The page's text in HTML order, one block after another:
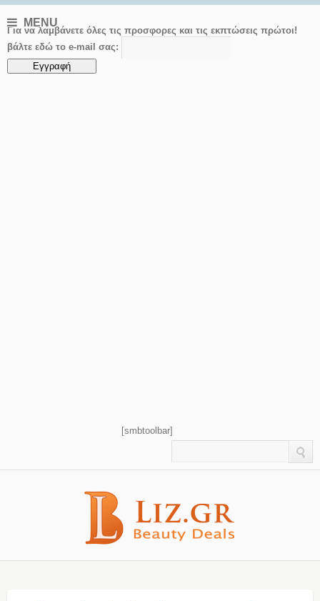
MENU
Για να λαμβάνετε όλες τις προσφορες και τις εκπτώσεις πρώτοι!
βάλτε εδώ το e-mail σας:
[smbtoolbar]